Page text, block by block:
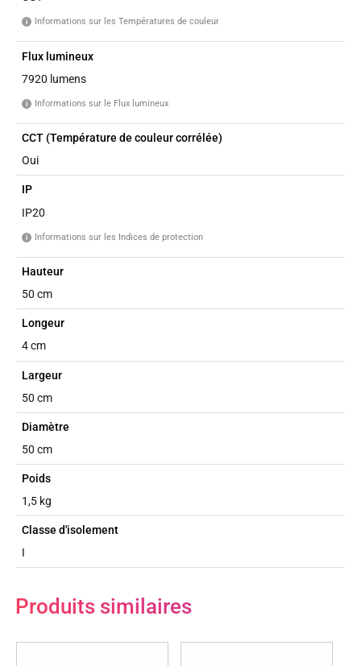
i Informations sur les Températures de couleur
Flux lumineux
7920 lumens
i Informations sur le Flux lumineux
CCT (Température de couleur corrélée)
Oui
IP
IP20
i Informations sur les Indices de protection
Hauteur
50 cm
Longeur
4 cm
Largeur
50 cm
Diamètre
50 cm
Poids
1,5 kg
Classe d'isolement
I
Produits similaires